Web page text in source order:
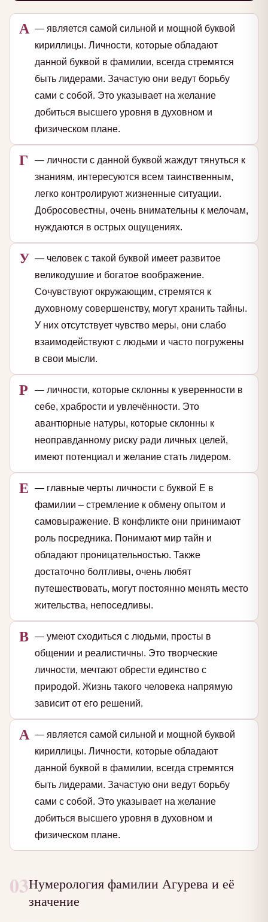
А — является самой сильной и мощной буквой
кириллицы. Личности, которые обладают
данной буквой в фамилии, всегда стремятся
быть лидерами. Зачастую они ведут борьбу
сами с собой. Это указывает на желание
добиться высшего уровня в духовном и
физическом плане.
Г
— личности с данной буквой жаждут тянуться к
знаниям, интересуются всем таинственным,
легко контролируют жизненные ситуации.
Добросовестны, очень внимательны к мелочам,
нуждаются в острых ощущениях.
У — человек с такой буквой имеет развитое
великодушие и богатое воображение.
Сочувствуют окружающим, стремятся к
духовному совершенству, могут хранить тайны.
У них отсутствует чувство меры, они слабо
взаимодействуют с людьми и часто погружены
в свои мысли.
Р
— личности, которые склонны к уверенности в
себе, храбрости и увлечённости. Это
авантюрные натуры, которые склонны к
неоправданному риску ради личных целей,
имеют потенциал и желание стать лидером.
Е
— главные черты личности с буквой Е в
фамилии – стремление к обмену опытом и
самовыражение. В конфликте они принимают
роль посредника. Понимают мир тайн и
обладают проницательностью. Также
достаточно болтливы, очень любят
путешествовать, могут постоянно менять место
жительства, непоседливы.
В — умеют сходиться с людьми, просты в
общении и реалистичны. Это творческие
личности, мечтают обрести единство с
природой. Жизнь такого человека напрямую
зависит от его решений.
А — является самой сильной и мощной буквой
кириллицы. Личности, которые обладают
данной буквой в фамилии, всегда стремятся
быть лидерами. Зачастую они ведут борьбу
сами с собой. Это указывает на желание
добиться высшего уровня в духовном и
физическом плане.
03Нумерология фамилии Агурева и её
значение